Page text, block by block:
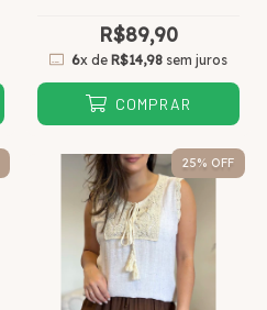
R$89,90
6x de R$14,98 sem juros
COMPRAR
25% OFF